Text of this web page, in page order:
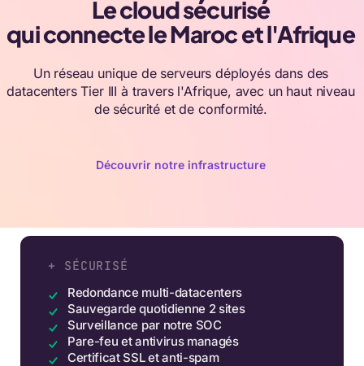
Le cloud sécurisé
qui connecte le Maroc et l'Afrique
Un réseau unique de serveurs déployés dans des
datacenters Tier III à travers l'Afrique, avec un haut niveau
de sécurité et de conformité.
Découvrir notre infrastructure
+ SÉCURISÉ
Redondance multi-datacenters
Sauvegarde quotidienne 2 sites
Surveillance par notre SOC
Pare-feu et antivirus managés
Certificat SSL et anti-spam